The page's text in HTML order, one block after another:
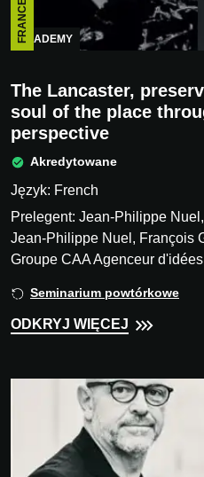
ACADEMY
FRANCE
The Lancaster,
soul of the place
perspective
Akredytowane
Język: French
Prelegent: Jean-Philippe
Jean-Philippe Nuel, François
Groupe CAA Agenceur d'idées
Seminarium powtórkowe
ODKRYJ WIĘCEJ